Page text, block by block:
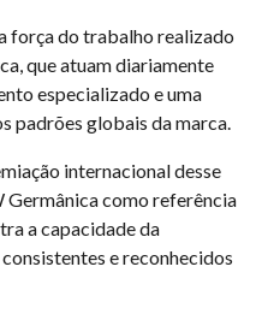
força do trabalho realizado
que atuam diariamente
especializado e uma
padrões globais da marca.
internacional desse
como referência
a capacidade da
e reconhecidos